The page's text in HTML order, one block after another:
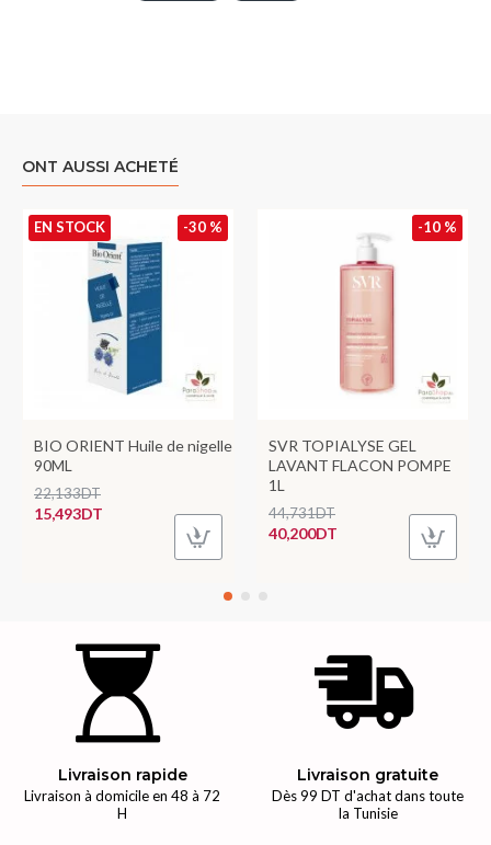
ONT AUSSI ACHETÉ
-30 %
EN STOCK
BIO ORIENT Huile de nigelle
90ML
15,493DT
22,133DT
-10 %
SVR TOPIALYSE GEL
LAVANT FLACON POMPE
1L
40,200DT
44,731DT
Livraison rapide
Livraison à domicile en 48 à 72
H
Livraison gratuite
Dès 99 DT d'achat dans toute
la Tunisie